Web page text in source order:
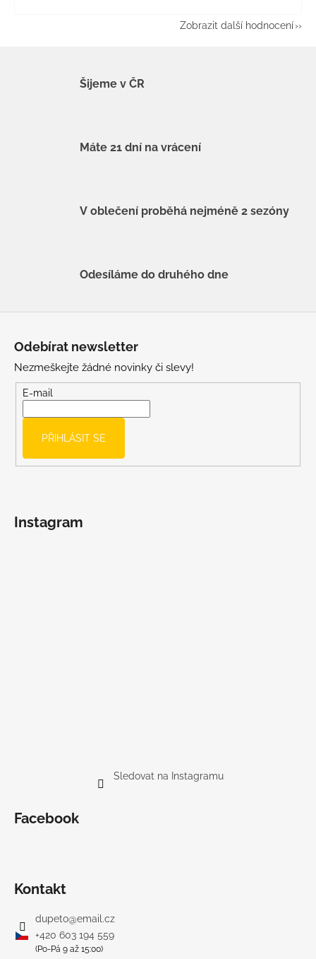
Zobrazit další hodnocení
Šijeme v ČR
Máte 21 dní na vrácení
V oblečení proběhá nejméně 2 sezóny
Odesíláme do druhého dne
Odebírat newsletter
Nezmeškejte žádné novinky či slevy!
E-mail
PŘIHLÁSIT SE
Instagram
Sledovat na Instagramu
Facebook
Kontakt
dupeto@email.cz
+420 603 194 559
(Po-Pá 9 až 15:00)